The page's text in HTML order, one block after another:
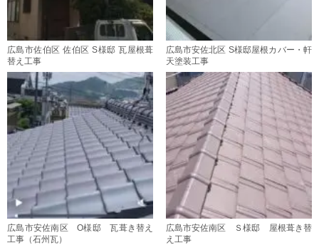
広島市佐伯区 佐伯区 S様邸 瓦屋根葺
替え工事
広島市安佐北区 S様邸屋根カバー・軒
天塗装工事
広島市安佐南区 O様邸 瓦葺き替え
工事（石州瓦）
広島市安佐南区 Ｓ様邸 屋根葺き替
え工事